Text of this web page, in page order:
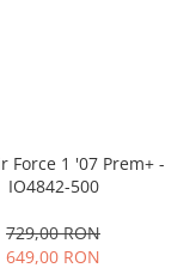
Force 1 '07 Prem+ -
IO4842-500
729,00 RON
649,00 RON